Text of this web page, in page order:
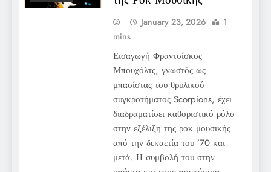
January 23, 2026
1
mins
Εισαγωγή Φραντσίσκος
Μπουχόλτς, γνωστός ως
μπασίστας του θρυλικού
συγκροτήματος Scorpions, έχει
διαδραματίσει καθοριστικό ρόλο
στην εξέλιξη της ροκ μουσικής
από την δεκαετία του ’70 και
μετά. Η συμβολή του στην